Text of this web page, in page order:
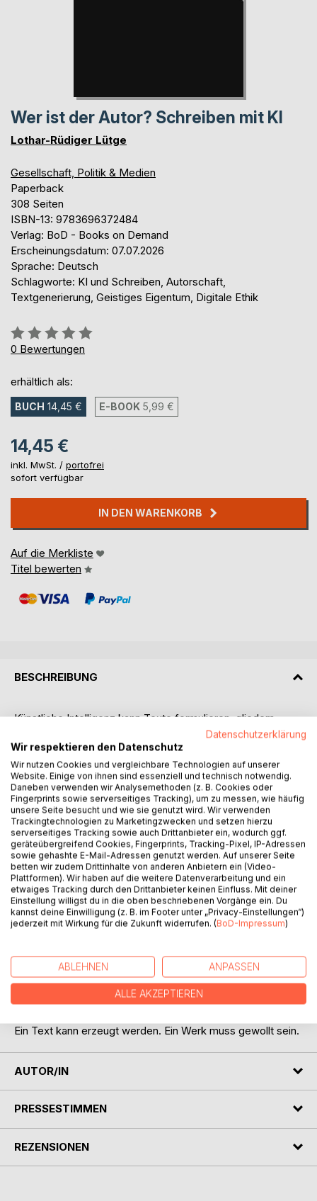
Wer ist der Autor? Schreiben mit KI
Lothar-Rüdiger Lütge
Gesellschaft, Politik & Medien
Paperback
308 Seiten
ISBN-13: 9783696372484
Verlag: BoD - Books on Demand
Erscheinungsdatum: 07.07.2026
Sprache: Deutsch
Schlagworte: KI und Schreiben, Autorschaft,
Textgenerierung, Geistiges Eigentum, Digitale Ethik
Bewertung::
0%
0 Bewertungen
erhältlich als:
BUCH 14,45 € E-BOOK 5,99 €
14,45 €
inkl. MwSt. / portofrei
sofort verfügbar
IN DEN WARENKORB
Auf die Merkliste
Titel bewerten
BESCHREIBUNG
Künstliche Intelligenz kann Texte formulieren, gliedern,
überarbeiten und ganze Buchprojekte unterstützen. Doch
wer ist dann der Autor? Derjenige, der jeden Satz selbst
geschrieben hat? Oder derjenige, der das Werk wollte,
geistig führte, prüfte und verantwortet?
Dieses Buch geht von der aktuellen Debatte über das
Schreiben mit KI aus, führt aber weit darüber hinaus. Es
fragt, was Autorenschaft im tieferen Sinn bedeutet:
Intention, Urteilskraft, geistige Werkleitung und
Verantwortung.
Dabei wird deutlich: KI kann ein mächtiges Werkzeug sein.
Aber sie besitzt kein eigenes Anliegen, kein personales
Zentrum und keine Verantwortung. Autorenschaft
Die entscheidende Frage lautet nicht, ob KI beteiligt war.
Die entscheidende Frage lautet, ob ein Mensch das Werk
gewollt, geprüft und verantwortet hat.
Ein Text kann erzeugt werden. Ein Werk muss gewollt sein.
AUTOR/IN
PRESSESTIMMEN
REZENSIONEN
Datenschutzerklärung
Wir respektieren den Datenschutz
Wir nutzen Cookies und vergleichbare Technologien auf unserer
Website. Einige von ihnen sind essenziell und technisch notwendig.
Daneben verwenden wir Analysemethoden (z. B. Cookies oder
Fingerprints sowie serverseitiges Tracking), um zu messen, wie häufig
unsere Seite besucht und wie sie genutzt wird. Wir verwenden
Trackingtechnologien zu Marketingzwecken und setzen hierzu
serverseitiges Tracking sowie auch Drittanbieter ein, wodurch ggf.
geräteübergreifend Cookies, Fingerprints, Tracking-Pixel, IP-Adressen
sowie gehashte E-Mail-Adressen genutzt werden. Auf unserer Seite
betten wir zudem Drittinhalte von anderen Anbietern ein (Video-
Plattformen). Wir haben auf die weitere Datenverarbeitung und ein
etwaiges Tracking durch den Drittanbieter keinen Einfluss. Mit deiner
Einstellung willigst du in die oben beschriebenen Vorgänge ein. Du
kannst deine Einwilligung (z. B. im Footer unter „Privacy-Einstellungen“)
jederzeit mit Wirkung für die Zukunft widerrufen. (BoD-Impressum)
ABLEHNEN ANPASSEN
ALLE AKZEPTIEREN